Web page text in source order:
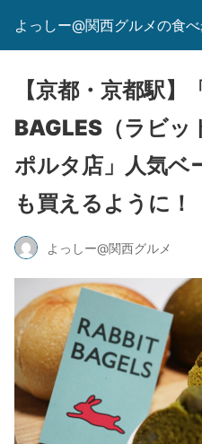
よっしー@関西グルメの食
【京都・京都駅】
BAGLES（ラビッ
ポルタ店」人気ベ
も買えるように！
よっしー@関西グルメ